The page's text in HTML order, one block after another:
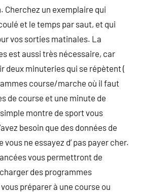
Cherchez un exemplaire qui
et le temps par saut, et qui
vos sorties matinales. La
est aussi très nécessaire, car
deux minuteries qui se répètent (
course/marche où il faut
de course et une minute de
montre de sport vous
besoin que des données de
ne essayez d’ pas payer cher.
vous permettront de
des programmes
préparer à une course ou